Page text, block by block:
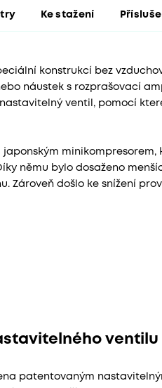
Ke stažení
konstrukcí bez
náustek s rozprašovací
ventil, pomocí
japonským
němu bylo dosaženo
Zároveň došlo ke snížení
ventilu
patentovaným